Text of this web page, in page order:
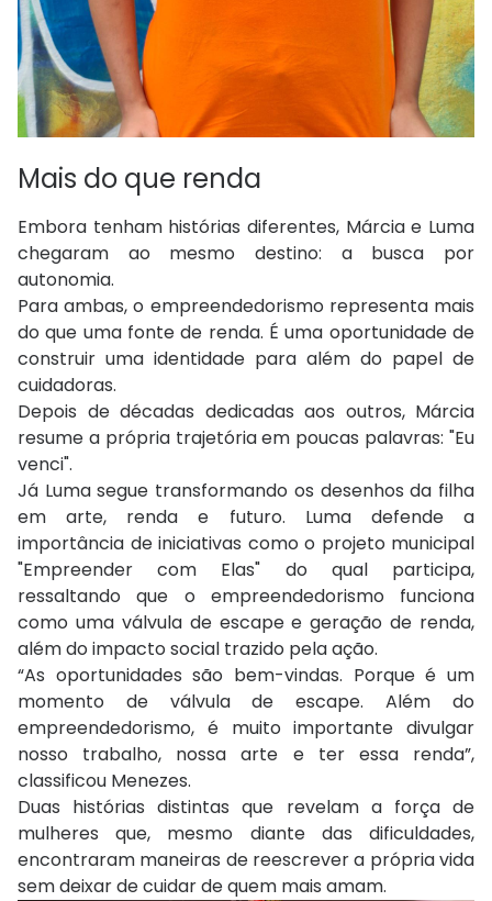
Mais do que renda
Embora tenham histórias diferentes, Márcia e Luma
chegaram ao mesmo destino: a busca por
autonomia.
Para ambas, o empreendedorismo representa mais
do que uma fonte de renda. É uma oportunidade de
construir uma identidade para além do papel de
cuidadoras.
Depois de décadas dedicadas aos outros, Márcia
resume a própria trajetória em poucas palavras: "Eu
venci".
Já Luma segue transformando os desenhos da filha
em arte, renda e futuro. Luma defende a
importância de iniciativas como o projeto municipal
"Empreender com Elas" do qual participa,
ressaltando que o empreendedorismo funciona
como uma válvula de escape e geração de renda,
além do impacto social trazido pela ação.
“As oportunidades são bem-vindas. Porque é um
momento de válvula de escape. Além do
empreendedorismo, é muito importante divulgar
nosso trabalho, nossa arte e ter essa renda”,
classificou Menezes.
Duas histórias distintas que revelam a força de
mulheres que, mesmo diante das dificuldades,
encontraram maneiras de reescrever a própria vida
sem deixar de cuidar de quem mais amam.